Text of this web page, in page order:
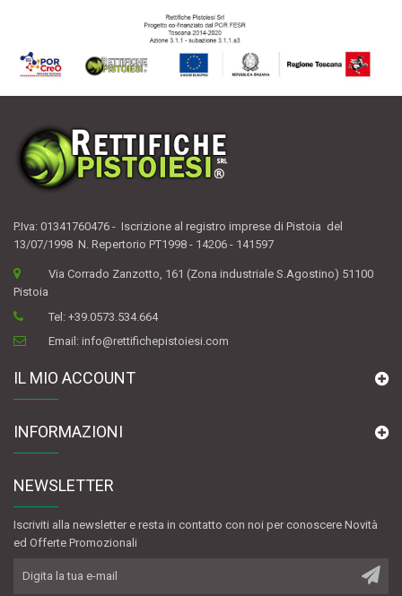
P.Iva: 01341760476 - Iscrizione al registro imprese di Pistoia del
13/07/1998 N. Repertorio PT1998 - 14206 - 141597
Via Corrado Zanzotto, 161 (Zona industriale S.Agostino) 51100
Pistoia
Tel:+39.0573.534.664
Email:info@rettifichepistoiesi.com
IL MIO ACCOUNT
INFORMAZIONI
NEWSLETTER
Iscriviti alla newsletter e resta in contatto con noi per conoscere Novità
ed Offerte Promozionali